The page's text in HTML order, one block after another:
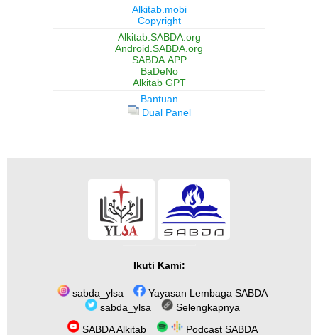
Alkitab.mobi
Copyright
Alkitab.SABDA.org
Android.SABDA.org
SABDA.APP
BaDeNo
Alkitab GPT
Bantuan
Dual Panel
Ikuti Kami:
sabda_ylsa
Yayasan Lembaga SABDA
sabda_ylsa
Selengkapnya
SABDA Alkitab
Podcast SABDA